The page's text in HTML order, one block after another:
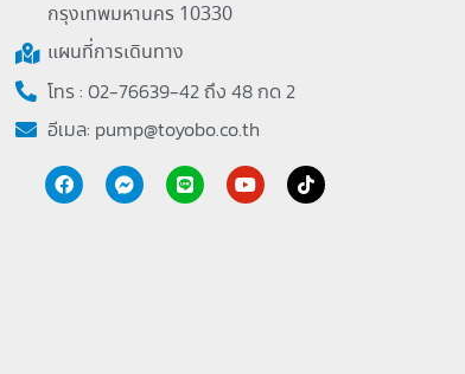
กรุงเทพมหานคร 10330
แผนที่การเดินทาง
โทร : 02-76639-42 ถึง 48 กด 2
อีเมล: pump@toyobo.co.th